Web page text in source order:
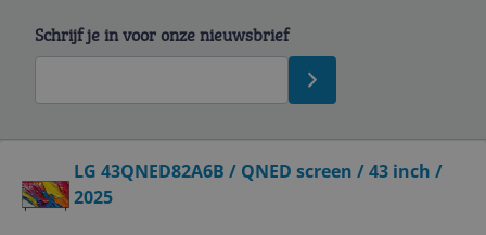
LG 43QNED82A6B / QNED screen / 43 inch /
2025
Schrijf je in voor onze nieuwsbrief
Service